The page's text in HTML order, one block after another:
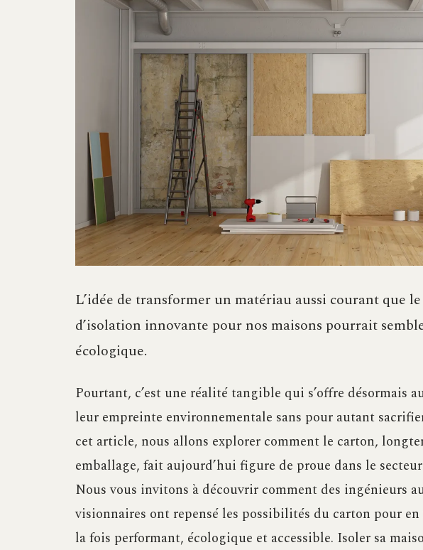
L’idée de transformer un matériau aussi courant que
d’isolation innovante pour nos maisons pourrait
écologique.
Pourtant, c’est une réalité tangible qui s’offre désormais
leur empreinte environnementale sans pour autant
cet article, nous allons explorer comment le carton,
emballage, fait aujourd’hui figure de proue dans le
Nous vous invitons à découvrir comment des ingénieurs
visionnaires ont repensé les possibilités du carton pour
la fois performant, écologique et accessible. Isoler sa